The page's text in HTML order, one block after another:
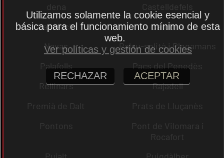
dena
Castelldefels
Castellcir
Cardona
Navas
Palau-solità i Plegamans
Palafolls
Pacs del Penedès
Rellinars
Rajadell
Premià de Dalt
Prats de Lluçanès
Pontons
Pont de Vilomara i
Rocafort
Utilizamos solamente la cookie esencial y
básica para el funcionamiento mínimo de esta
web.
Ver políticas y gestión de cookies
RECHAZAR ACEPTAR